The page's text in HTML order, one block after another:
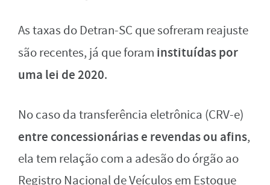
As taxas do Detran-SC que sofreram reajuste
são recentes, já que foram instituídas por
uma lei de 2020.
No caso da transferência eletrônica (CRV-e)
entre concessionárias e revendas ou afins,
ela tem relação com a adesão do órgão ao
Registro Nacional de Veículos em Estoque